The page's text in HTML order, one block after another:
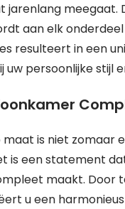
jarenlang meegaat.
aan elk
resulteert in een
persoonlijke stijl
maat is niet zomaar
is een statement
maakt. Door
u een